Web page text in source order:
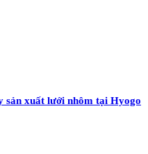
sản xuất lưới nhôm tại Hyogo